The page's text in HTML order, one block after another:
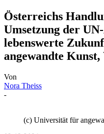
Österreichs
Umsetzung der
lebenswerte
angewandte Kunst,
Von
Nora Theiss
-
(c) Universität für